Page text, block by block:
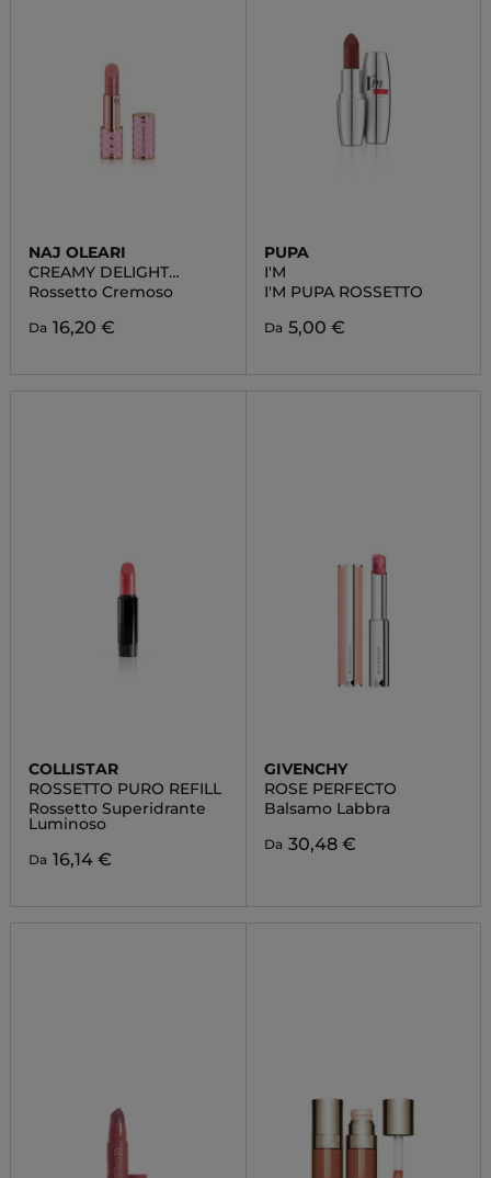
NAJ OLEARI
CREAMY DELIGHT
LIPSTICK
Rossetto Cremoso
Da 16,20 €
PUPA
I'M
I'M PUPA ROSSETTO
Da 5,00 €
COLLISTAR
ROSSETTO PURO REFILL
Rossetto Superidrante
Luminoso
Da 16,14 €
GIVENCHY
ROSE PERFECTO
Balsamo Labbra
Da 30,48 €